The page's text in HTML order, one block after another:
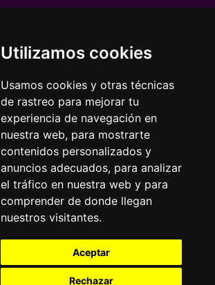
Utilizamos cookies
Usamos cookies y otras técnicas
de rastreo para mejorar tu
experiencia de navegación en
nuestra web, para mostrarte
contenidos personalizados y
anuncios adecuados, para analizar
el tráfico en nuestra web y para
comprender de donde llegan
nuestros visitantes.
Aceptar
Rechazar